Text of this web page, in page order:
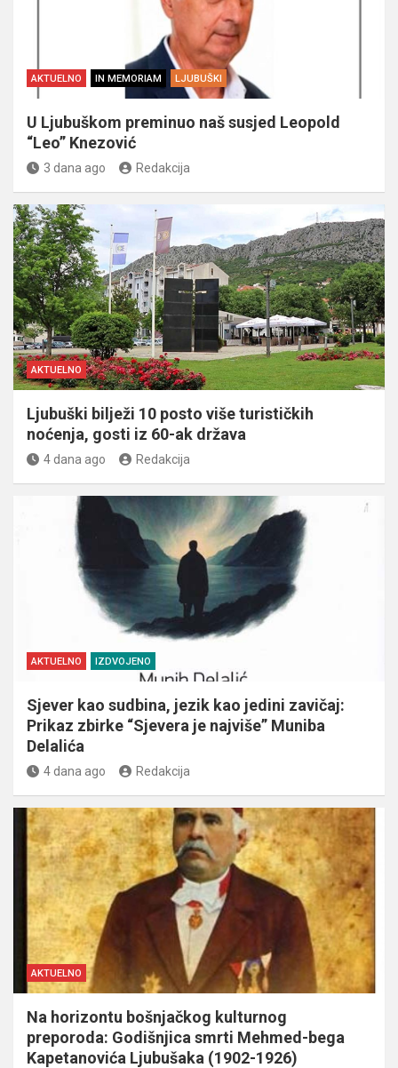
AKTUELNO IN MEMORIAM LJUBUŠKI
U Ljubuškom preminuo naš susjed Leopold
“Leo” Knezović
3 dana ago Redakcija
AKTUELNO
Ljubuški bilježi 10 posto više turističkih
noćenja, gosti iz 60-ak država
4 dana ago Redakcija
AKTUELNO IZDVOJENO
Sjever kao sudbina, jezik kao jedini zavičaj:
Prikaz zbirke “Sjevera je najviše” Muniba
Delalića
4 dana ago Redakcija
AKTUELNO
Na horizontu bošnjačkog kulturnog
preporoda: Godišnjica smrti Mehmed-bega
Kapetanovića Ljubušaka (1902-1926)